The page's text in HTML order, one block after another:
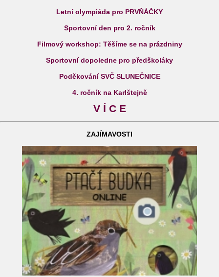
Letní olympiáda pro PRVŇÁČKY
Sportovní den pro 2. ročník
Filmový workshop: Těšíme se na prázdniny
Sportovní dopoledne pro předškoláky
Poděkování SVČ SLUNEČNICE
4. ročník na Karlštejně
V Í C E
ZAJÍMAVOSTI